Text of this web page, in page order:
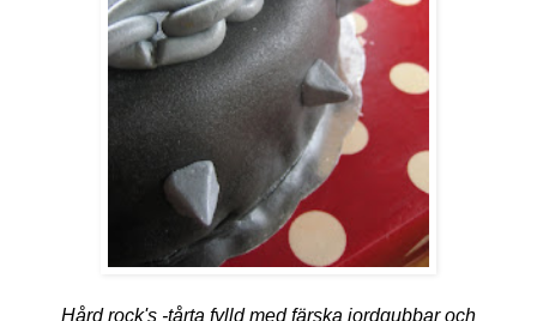
Hård rock's -tårta fylld med färska jordgubbar och